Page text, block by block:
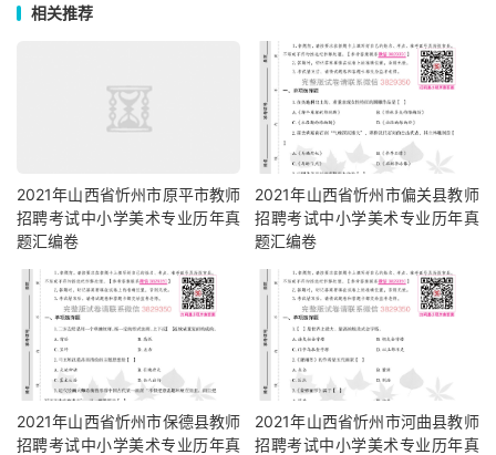
相关推荐
2021年山西省忻州市原平市教师
招聘考试中小学美术专业历年真
题汇编卷
2021年山西省忻州市偏关县教师
招聘考试中小学美术专业历年真
题汇编卷
2021年山西省忻州市保德县教师
招聘考试中小学美术专业历年真
2021年山西省忻州市河曲县教师
招聘考试中小学美术专业历年真